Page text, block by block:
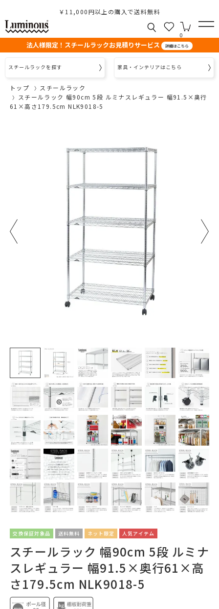
￥11,000円以上の購入で送料無料
0
法人様限定！スチールラックお見積りサービス 詳細はこちら
スチールラックを探す 家具・インテリアはこちら
トップ
スチールラック
スチールラック 幅90cm 5段 ルミナスレギュラー 幅91.5×奥行
61×高さ179.5cm NLK9018-5
交換保証対象品 送料無料 ネット限定 人気アイテム
スチールラック 幅90cm 5段 ルミナ
スレギュラー 幅91.5×奥行61×高
さ179.5cm NLK9018-5